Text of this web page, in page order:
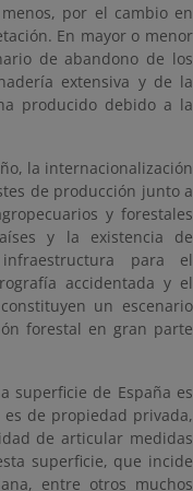
por el cambio en
En mayor o menor
de abandono de los
extensiva y de la
producido debido a la
la internacionalización
de producción junto a
y forestales
y la existencia de
para el
accidentada y el
un escenario
forestal en gran parte
superficie de España es
de propiedad privada,
de articular medidas
superficie, que incide
entre otros muchos